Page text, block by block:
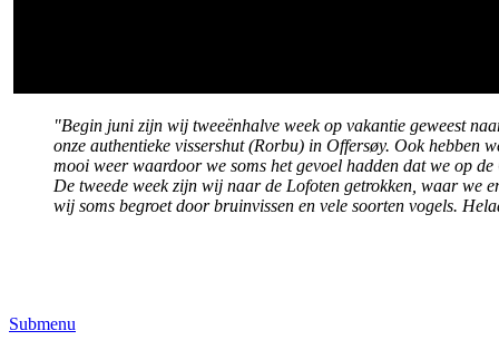
"Begin juni zijn wij tweeënhalve week op vakantie geweest
onze authentieke vissershut (Rorbu) in Offersøy. Ook hebben
mooi weer waardoor we soms het gevoel hadden dat we op
De tweede week zijn wij naar de Lofoten getrokken, waar we
wij soms begroet door bruinvissen en vele soorten vogels.
Submenu